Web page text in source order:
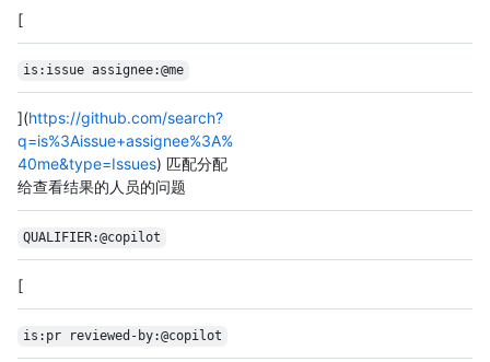
[
is:issue assignee:@me
](https://github.com/search?
q=is%3Aissue+assignee%3A%
40me&type=Issues) 匹配分配
给查看结果的人员的问题
QUALIFIER:@copilot
[
is:pr reviewed-by:@copilot